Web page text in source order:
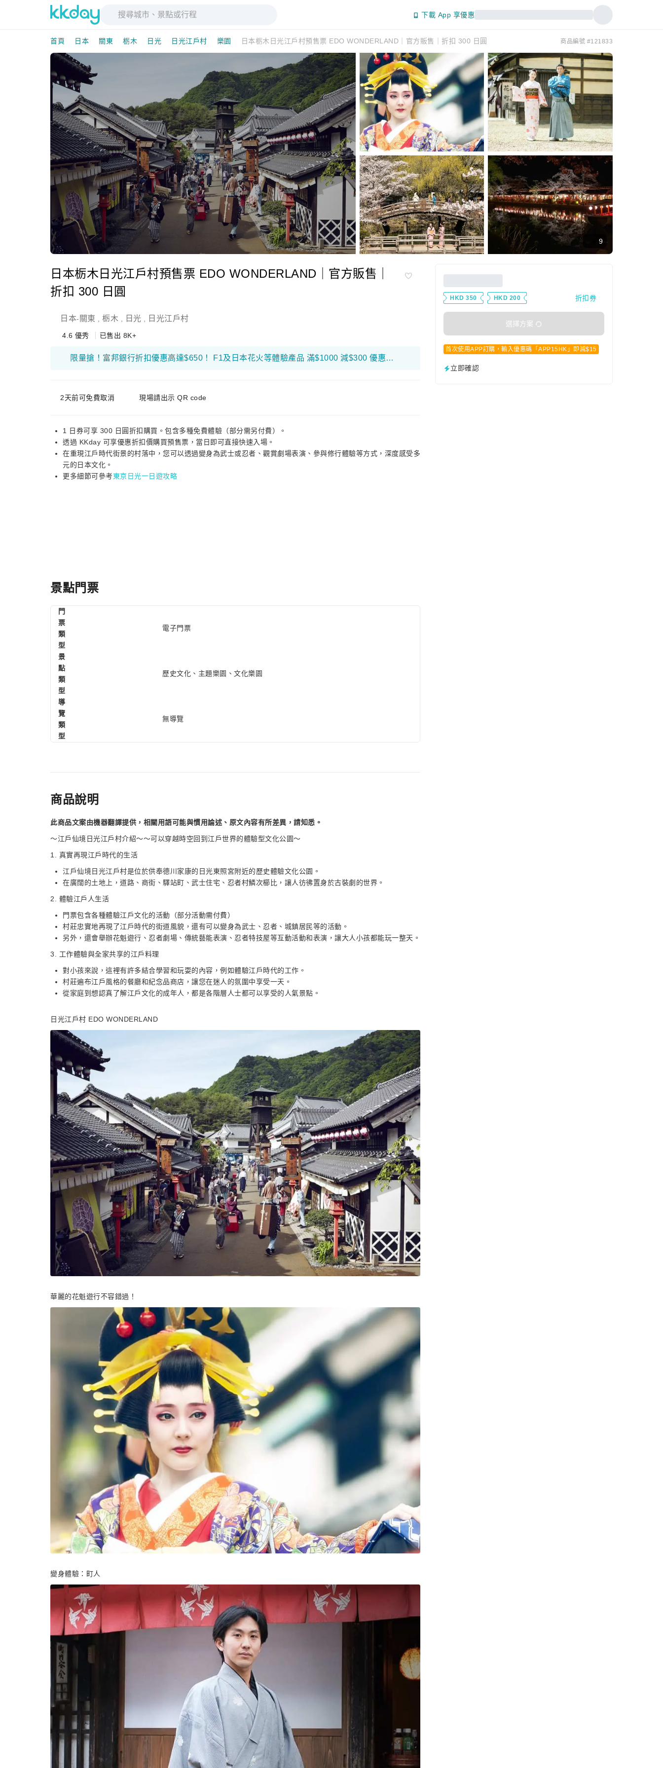
下載 App 享優惠
首頁 日本 關東 栃木 日光 日光江戶村 樂園 日本栃木日光江戶村預售票 EDO WONDERLAND｜官方販售｜折扣 300 日圓 商品編號 #121833
9
日本栃木日光江戶村預售票 EDO WONDERLAND｜官方販售｜
折扣 300 日圓
日本- 關東 栃木 日光 日光江戶村
4.6 優秀 已售出 8K+
限量搶！富邦銀行折扣優惠高達$650！ F1及日本花火等體驗產品 滿$1000 減$300 優惠碼： 26FB300 環球海外旅遊產品 滿$800 減$200 優惠碼： 26FB200 香港及大灣區旅遊產品 滿$500 減$100 優惠碼： 26FB100
2天前可免費取消 現場請出示 QR code
1 日券可享 300 日圓折扣購買。包含多種免費體驗（部分需另付費）。
透過 KKday 可享優惠折扣價購買預售票，當日即可直接快速入場。
在重現江戶時代街景的村落中，您可以透過變身為武士或忍者、觀賞劇場表演、參與修行體驗等方式，深度感受多
元的日本文化。
更多細節可參考東京日光一日遊攻略
HKD 350 HKD 200 折扣券
選擇方案
首次使用APP訂購，輸入優惠碼「APP15HK」即減$15
立即確認
景點門票
門
票
類
型
電子門票
景
點
類
型
歷史文化、主題樂園、文化樂園
導
覽
類
型
無導覽
商品說明
此商品文案由機器翻譯提供，相關用語可能與慣用論述、原文內容有所差異，請知悉。
～江戶仙境日光江戶村介紹～～可以穿越時空回到江戶世界的體驗型文化公園～
1. 真實再現江戶時代的生活
江戶仙境日光江戶村是位於供奉德川家康的日光東照宮附近的歷史體驗文化公園。
在廣闊的土地上，道路、商街、驛站町、武士住宅、忍者村鱗次櫛比，讓人彷彿置身於古裝劇的世界。
2. 體驗江戶人生活
門票包含各種體驗江戶文化的活動（部分活動需付費）
村莊忠實地再現了江戶時代的街道風貌，還有可以變身為武士、忍者、城鎮居民等的活動。
另外，還會舉辦花魁遊行、忍者劇場、傳統藝能表演、忍者特技屋等互動活動和表演，讓大人小孩都能玩一整天。
3. 工作體驗與全家共享的江戶料理
對小孩來說，這裡有許多結合學習和玩耍的內容，例如體驗江戶時代的工作。
村莊遍布江戶風格的餐廳和紀念品商店，讓您在迷人的氛圍中享受一天。
從家庭到想認真了解江戶文化的成年人，都是各階層人士都可以享受的人氣景點。
日光江戶村 EDO WONDERLAND
華麗的花魁遊行不容錯過！
變身體驗：町人